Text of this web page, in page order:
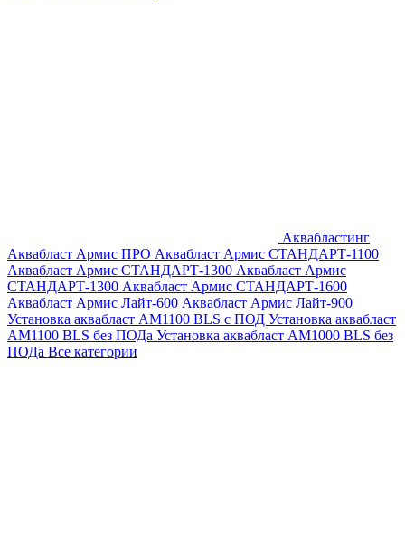
Аквабластинг
Аквабласт Армис ПРО Аквабласт Армис СТАНДАРТ-1100
Аквабласт Армис СТАНДАРТ-1300 Аквабласт Армис
СТАНДАРТ-1300 Аквабласт Армис СТАНДАРТ-1600
Аквабласт Армис Лайт-600 Аквабласт Армис Лайт-900
Установка аквабласт AM1100 BLS с ПОД Установка аквабласт
AM1100 BLS без ПОДа Установка аквабласт AM1000 BLS без
ПОДа Все категории